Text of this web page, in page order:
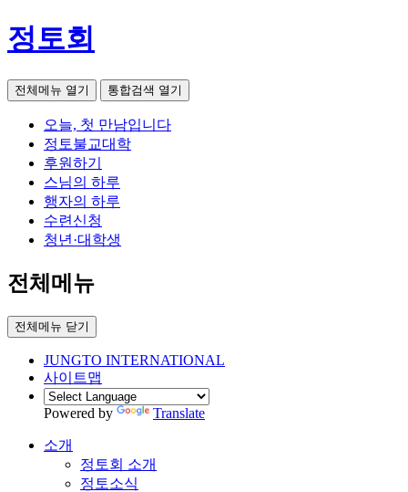
정토회
전체메뉴 열기 통합검색 열기
오늘, 첫 만남입니다
정토불교대학
후원하기
스님의 하루
행자의 하루
수련신청
청년·대학생
전체메뉴
전체메뉴 닫기
JUNGTO INTERNATIONAL
사이트맵
Powered by Translate
소개
정토회 소개
정토소식